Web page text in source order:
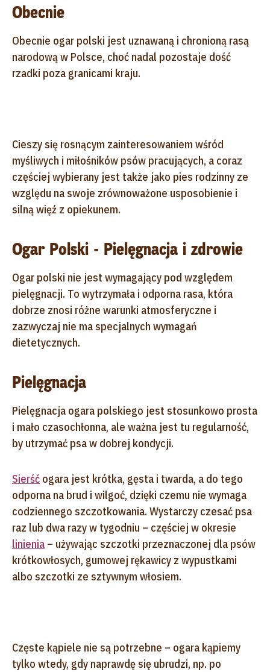
Obecnie
Obecnie ogar polski jest uznawaną i chronioną rasą
narodową w Polsce, choć nadal pozostaje dość
rzadki poza granicami kraju.
Cieszy się rosnącym zainteresowaniem wśród
myśliwych i miłośników psów pracujących, a coraz
częściej wybierany jest także jako pies rodzinny ze
względu na swoje zrównoważone usposobienie i
silną więź z opiekunem.
Ogar Polski - Pielęgnacja i zdrowie
Ogar polski nie jest wymagający pod względem
pielęgnacji. To wytrzymała i odporna rasa, która
dobrze znosi różne warunki atmosferyczne i
zazwyczaj nie ma specjalnych wymagań
dietetycznych.
Pielęgnacja
Pielęgnacja ogara polskiego jest stosunkowo prosta
i mało czasochłonna, ale ważna jest tu regularność,
by utrzymać psa w dobrej kondycji.
Sierść ogara jest krótka, gęsta i twarda, a do tego
odporna na brud i wilgoć, dzięki czemu nie wymaga
codziennego szczotkowania. Wystarczy czesać psa
raz lub dwa razy w tygodniu – częściej w okresie
linienia – używając szczotki przeznaczonej dla psów
krótkowłosych, gumowej rękawicy z wypustkami
albo szczotki ze sztywnym włosiem.
Częste kąpiele nie są potrzebne – ogara kąpiemy
tylko wtedy, gdy naprawdę się ubrudzi, np. po